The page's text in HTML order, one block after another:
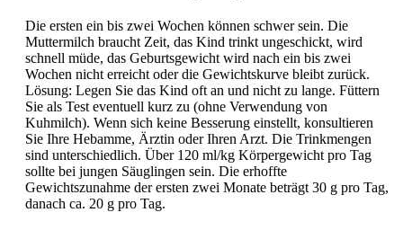
Die ersten ein bis zwei Wochen können schwer sein. Die
Muttermilch braucht Zeit, das Kind trinkt ungeschickt, wird
schnell müde, das Geburtsgewicht wird nach ein bis zwei
Wochen nicht erreicht oder die Gewichtskurve bleibt zurück.
Lösung: Legen Sie das Kind oft an und nicht zu lange. Füttern
Sie als Test eventuell kurz zu (ohne Verwendung von
Kuhmilch). Wenn sich keine Besserung einstellt, konsultieren
Sie Ihre Hebamme, Ärztin oder Ihren Arzt. Die Trinkmengen
sind unterschiedlich. Über 120 ml/kg Körpergewicht pro Tag
sollte bei jungen Säuglingen sein. Die erhoffte
Gewichtszunahme der ersten zwei Monate beträgt 30 g pro Tag,
danach ca. 20 g pro Tag.